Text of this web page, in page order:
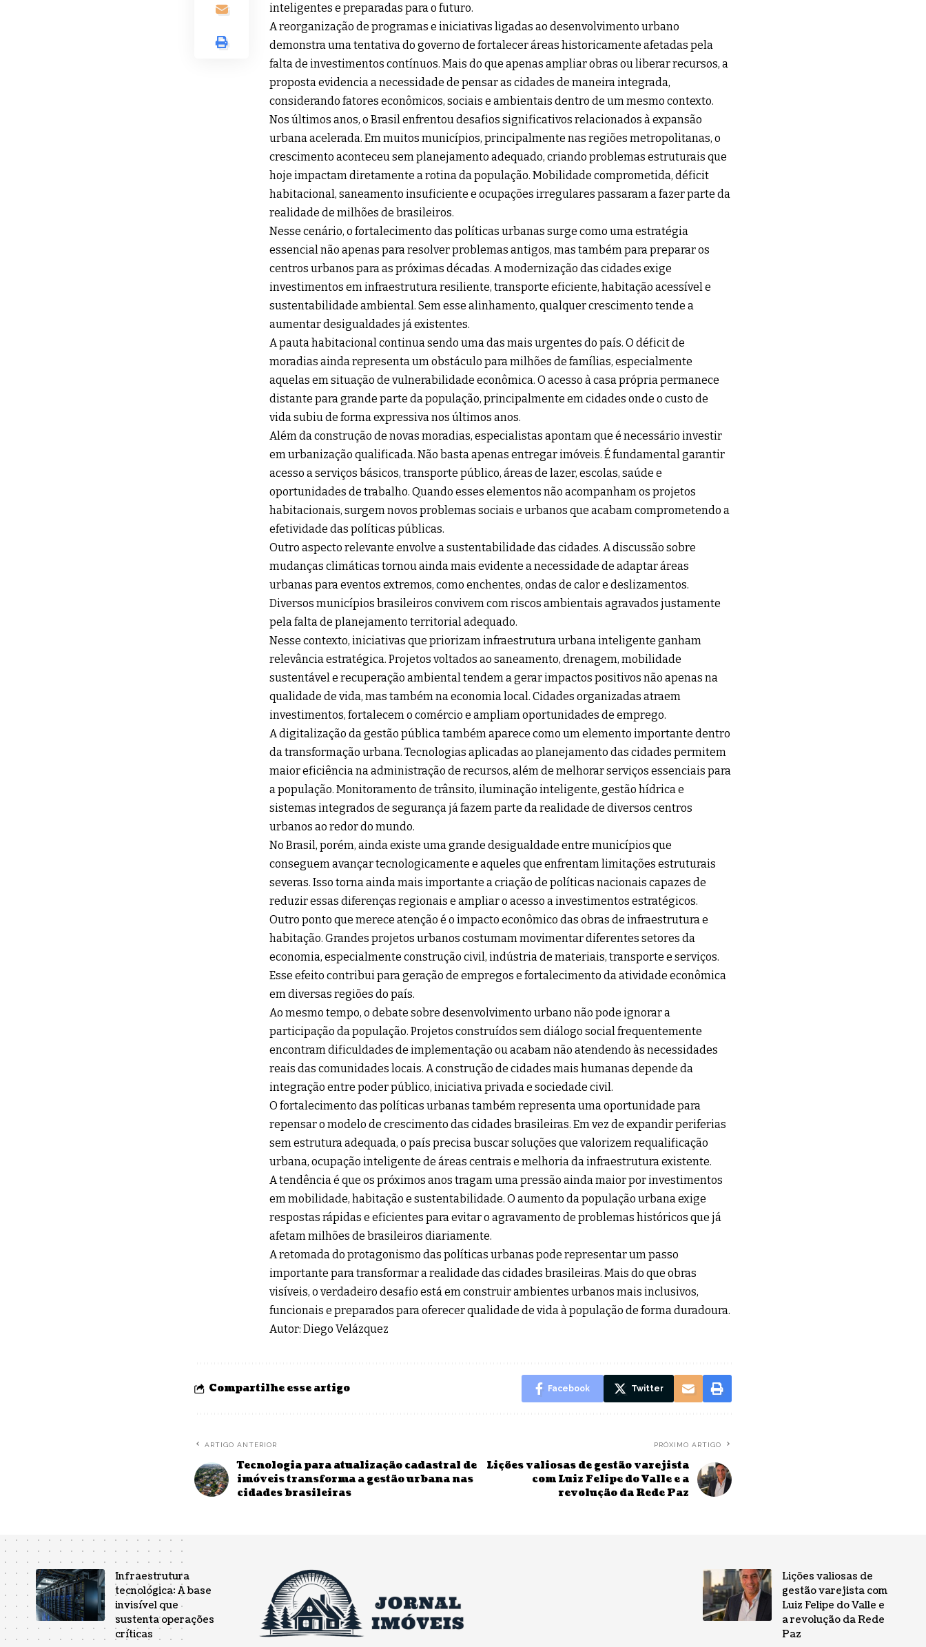
inteligentes e preparadas para o futuro.
A reorganização de programas e iniciativas ligadas ao desenvolvimento urbano
demonstra uma tentativa do governo de fortalecer áreas historicamente afetadas pela
falta de investimentos contínuos. Mais do que apenas ampliar obras ou liberar recursos, a
proposta evidencia a necessidade de pensar as cidades de maneira integrada,
considerando fatores econômicos, sociais e ambientais dentro de um mesmo contexto.
Nos últimos anos, o Brasil enfrentou desafios significativos relacionados à expansão
urbana acelerada. Em muitos municípios, principalmente nas regiões metropolitanas, o
crescimento aconteceu sem planejamento adequado, criando problemas estruturais que
hoje impactam diretamente a rotina da população. Mobilidade comprometida, déficit
habitacional, saneamento insuficiente e ocupações irregulares passaram a fazer parte da
realidade de milhões de brasileiros.
Nesse cenário, o fortalecimento das políticas urbanas surge como uma estratégia
essencial não apenas para resolver problemas antigos, mas também para preparar os
centros urbanos para as próximas décadas. A modernização das cidades exige
investimentos em infraestrutura resiliente, transporte eficiente, habitação acessível e
sustentabilidade ambiental. Sem esse alinhamento, qualquer crescimento tende a
aumentar desigualdades já existentes.
A pauta habitacional continua sendo uma das mais urgentes do país. O déficit de
moradias ainda representa um obstáculo para milhões de famílias, especialmente
aquelas em situação de vulnerabilidade econômica. O acesso à casa própria permanece
distante para grande parte da população, principalmente em cidades onde o custo de
vida subiu de forma expressiva nos últimos anos.
Além da construção de novas moradias, especialistas apontam que é necessário investir
em urbanização qualificada. Não basta apenas entregar imóveis. É fundamental garantir
acesso a serviços básicos, transporte público, áreas de lazer, escolas, saúde e
oportunidades de trabalho. Quando esses elementos não acompanham os projetos
habitacionais, surgem novos problemas sociais e urbanos que acabam comprometendo a
efetividade das políticas públicas.
Outro aspecto relevante envolve a sustentabilidade das cidades. A discussão sobre
mudanças climáticas tornou ainda mais evidente a necessidade de adaptar áreas
urbanas para eventos extremos, como enchentes, ondas de calor e deslizamentos.
Diversos municípios brasileiros convivem com riscos ambientais agravados justamente
pela falta de planejamento territorial adequado.
Nesse contexto, iniciativas que priorizam infraestrutura urbana inteligente ganham
relevância estratégica. Projetos voltados ao saneamento, drenagem, mobilidade
sustentável e recuperação ambiental tendem a gerar impactos positivos não apenas na
qualidade de vida, mas também na economia local. Cidades organizadas atraem
investimentos, fortalecem o comércio e ampliam oportunidades de emprego.
A digitalização da gestão pública também aparece como um elemento importante dentro
da transformação urbana. Tecnologias aplicadas ao planejamento das cidades permitem
maior eficiência na administração de recursos, além de melhorar serviços essenciais para
a população. Monitoramento de trânsito, iluminação inteligente, gestão hídrica e
sistemas integrados de segurança já fazem parte da realidade de diversos centros
urbanos ao redor do mundo.
No Brasil, porém, ainda existe uma grande desigualdade entre municípios que
conseguem avançar tecnologicamente e aqueles que enfrentam limitações estruturais
severas. Isso torna ainda mais importante a criação de políticas nacionais capazes de
reduzir essas diferenças regionais e ampliar o acesso a investimentos estratégicos.
Outro ponto que merece atenção é o impacto econômico das obras de infraestrutura e
habitação. Grandes projetos urbanos costumam movimentar diferentes setores da
economia, especialmente construção civil, indústria de materiais, transporte e serviços.
Esse efeito contribui para geração de empregos e fortalecimento da atividade econômica
em diversas regiões do país.
Ao mesmo tempo, o debate sobre desenvolvimento urbano não pode ignorar a
participação da população. Projetos construídos sem diálogo social frequentemente
encontram dificuldades de implementação ou acabam não atendendo às necessidades
reais das comunidades locais. A construção de cidades mais humanas depende da
integração entre poder público, iniciativa privada e sociedade civil.
O fortalecimento das políticas urbanas também representa uma oportunidade para
repensar o modelo de crescimento das cidades brasileiras. Em vez de expandir periferias
sem estrutura adequada, o país precisa buscar soluções que valorizem requalificação
urbana, ocupação inteligente de áreas centrais e melhoria da infraestrutura existente.
A tendência é que os próximos anos tragam uma pressão ainda maior por investimentos
em mobilidade, habitação e sustentabilidade. O aumento da população urbana exige
respostas rápidas e eficientes para evitar o agravamento de problemas históricos que já
afetam milhões de brasileiros diariamente.
A retomada do protagonismo das políticas urbanas pode representar um passo
importante para transformar a realidade das cidades brasileiras. Mais do que obras
visíveis, o verdadeiro desafio está em construir ambientes urbanos mais inclusivos,
funcionais e preparados para oferecer qualidade de vida à população de forma duradoura.
Autor: Diego Velázquez
Compartilhe esse artigo Facebook Twitter
ARTIGO ANTERIOR
Tecnologia para atualização cadastral de
imóveis transforma a gestão urbana nas
cidades brasileiras
PRÓXIMO ARTIGO
Lições valiosas de gestão varejista
com Luiz Felipe do Valle e a
revolução da Rede Paz
Infraestrutura
tecnológica: A base
invisível que
sustenta operações
críticas
Lições valiosas de
gestão varejista com
Luiz Felipe do Valle e
a revolução da Rede
Paz